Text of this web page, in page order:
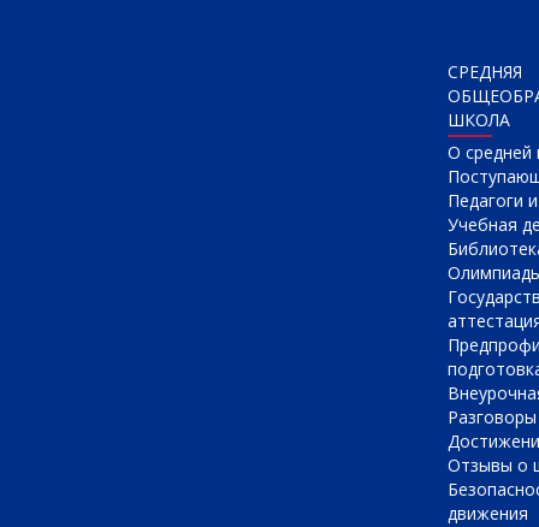
СРЕДНЯЯ
ШКОЛА
О cредней
Педагоги
Учебная
Отзывы о
движения